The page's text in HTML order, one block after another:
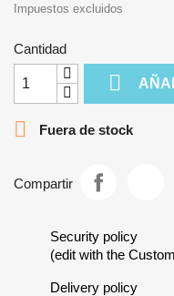
Impuestos excluidos
Cantidad


Fuera de stock
Compartir
Security policy
(edit with the
Delivery policy